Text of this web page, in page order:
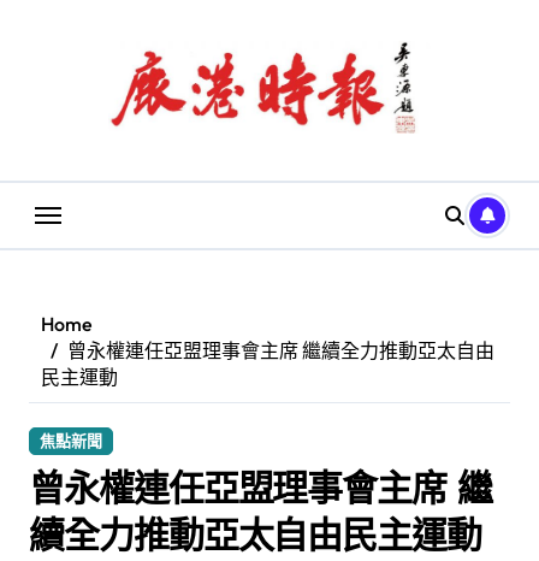
Home
曾永權連任亞盟理事會主席 繼續全力推動亞太自由
民主運動
焦點新聞
曾永權連任亞盟理事會主席 繼
續全力推動亞太自由民主運動